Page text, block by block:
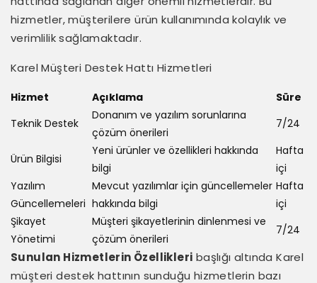
hizmetler, müşterilere ürün kullanımında kolaylık ve
verimlilik sağlamaktadır.
Karel Müşteri Destek Hattı Hizmetleri
Hizmet Açıklama
Süre
Teknik Destek
Donanım ve yazılım sorunlarına
çözüm önerileri
7/24
Ürün Bilgisi
Yeni ürünler ve özellikleri hakkında
bilgi
Hafta
içi
Yazılım
Güncellemeleri
Mevcut yazılımlar için güncellemeler
hakkında bilgi
Hafta
içi
Şikayet
Yönetimi
Müşteri şikayetlerinin dinlenmesi ve
çözüm önerileri
7/24
Sunulan Hizmetlerin Özellikleri başlığı altında Karel
müşteri destek hattının sunduğu hizmetlerin bazı